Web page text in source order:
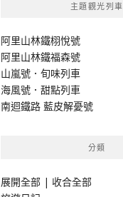
主題觀光列車
阿里山林鐵栩悅號
阿里山林鐵福森號
山嵐號．旬味列車
海風號．甜點列車
南迴鐵路 藍皮解憂號
分類
展開全部 | 收合全部